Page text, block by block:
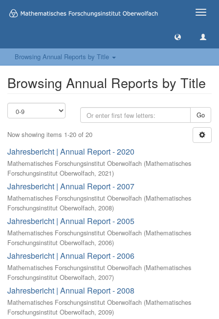
Toggle
Browsing Annual Reports by Title
Browsing Annual Reports by Title
Go
Now showing items 1-20 of 20
Jahresbericht | Annual Report - 2020
Mathematisches Forschungsinstitut Oberwolfach (Mathematisches
Forschungsinstitut Oberwolfach, 2021)
Jahresbericht | Annual Report - 2007
Mathematisches Forschungsinstitut Oberwolfach (Mathematisches
Forschungsinstitut Oberwolfach, 2008)
Jahresbericht | Annual Report - 2005
Mathematisches Forschungsinstitut Oberwolfach (Mathematisches
Forschungsinstitut Oberwolfach, 2006)
Jahresbericht | Annual Report - 2006
Mathematisches Forschungsinstitut Oberwolfach (Mathematisches
Forschungsinstitut Oberwolfach, 2007)
Jahresbericht | Annual Report - 2008
Mathematisches Forschungsinstitut Oberwolfach (Mathematisches
Forschungsinstitut Oberwolfach, 2009)